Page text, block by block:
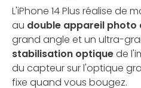
L'iPhone 14 Plus réalise de
au double appareil photo
grand angle et un ultra-
stabilisation optiquede
du capteur sur l'optique
fixe quand vous bougez.